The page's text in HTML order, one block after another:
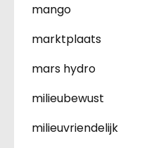
mango
marktplaats
mars hydro
milieubewust
milieuvriendelijk